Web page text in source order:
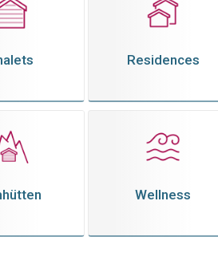
Residences
Wellness